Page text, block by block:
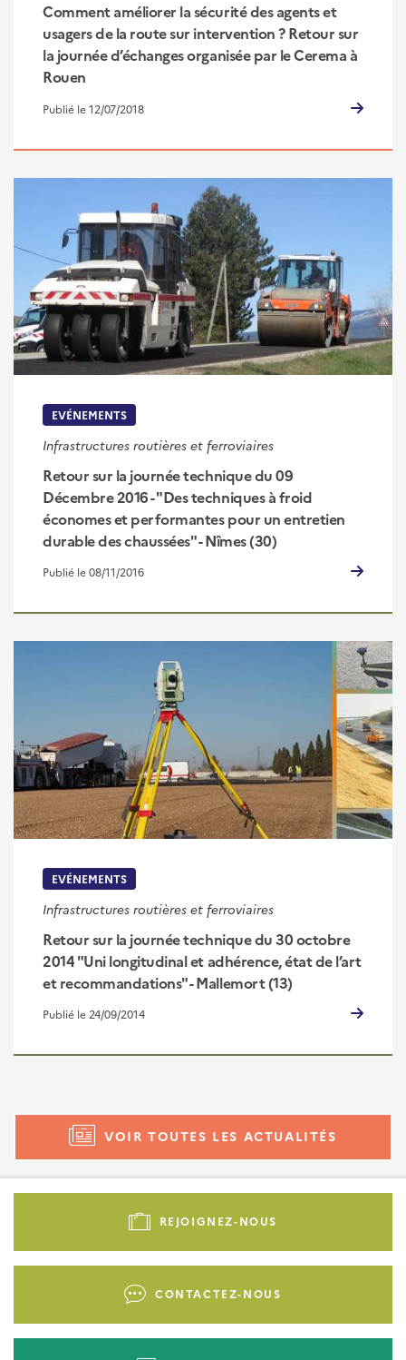
Comment améliorer la sécurité des agents et
usagers de la route sur intervention ? Retour sur
la journée d’échanges organisée par le Cerema à
Rouen
Publié le 12/07/2018
EVÉNEMENTS
Infrastructures routières et ferroviaires
Retour sur la journée technique du 09
Décembre 2016 - "Des techniques à froid
économes et performantes pour un entretien
durable des chaussées" - Nîmes (30)
Publié le 08/11/2016
EVÉNEMENTS
Infrastructures routières et ferroviaires
Retour sur la journée technique du 30 octobre
2014 "Uni longitudinal et adhérence, état de l’art
et recommandations" - Mallemort (13)
Publié le 24/09/2014
VOIR TOUTES LES ACTUALITÉS
Pied
-
REJOIGNEZ-NOUS
CONTACTEZ-NOUS